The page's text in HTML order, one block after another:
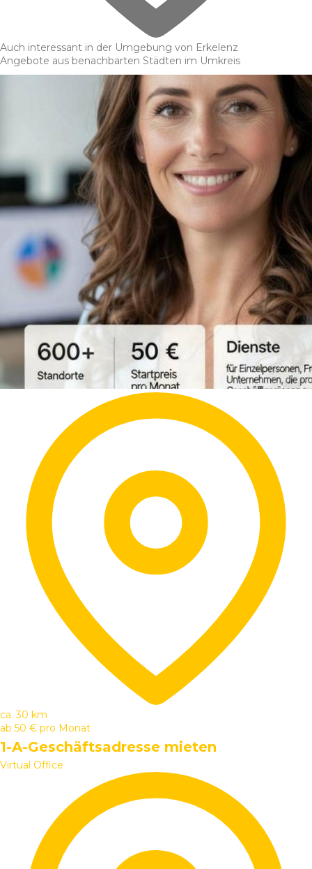
Auch interessant in der Umgebung von Erkelenz
Angebote aus benachbarten Städten im Umkreis
ca. 30 km
ab 50 € pro Monat
1-A-Geschäftsadresse mieten
Virtual Office